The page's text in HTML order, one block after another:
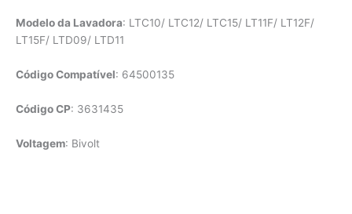
Modelo da Lavadora: LTC10/ LTC12/ LTC15/ LT11F/ LT12F/
LT15F/ LTD09/ LTD11
Código Compatível: 64500135
Código CP: 3631435
Voltagem: Bivolt